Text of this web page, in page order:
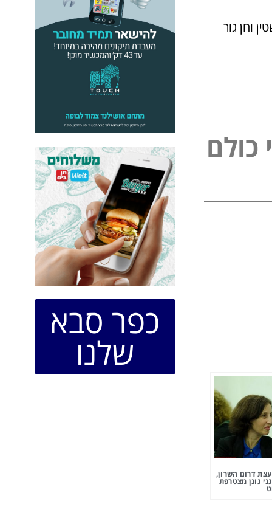
וחן גור
י כולם
דרום השרון,
גונן מצטרפת
כפר סבא
שלנו